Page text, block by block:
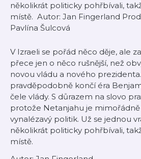
několikrát politicky pohřbívali,
místě. Autor: Jan Fingerland
Pavlína Šulcová
V Izraeli se pořád něco děje, ale
přece jen o něco rušnější, než
novou vládu a nového
pravděpodobně končí éra
čele vlády. S důrazem na slovo
protože Netanjahu je mimořádně
vynalézavý politik. Už se jednou
několikrát politicky pohřbívali,
místě.